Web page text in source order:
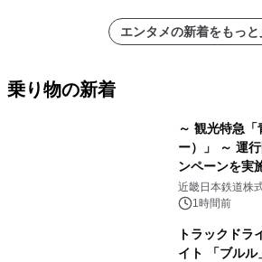
エンタメの新着をもっと
乗り物の新着
～ 観光特急
ー）」 ～ 運
ンペーンを実
近畿日本鉄道株
1時間前
トラックドラ
イト 「ブル